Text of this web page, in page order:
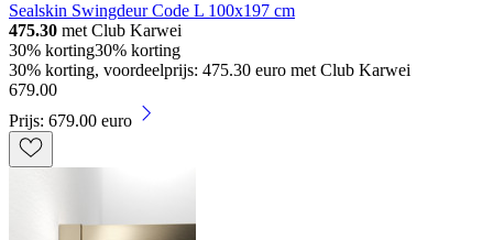
Sealskin Swingdeur Code L 100x197 cm
475.30 met Club Karwei
30% korting30% korting
30% korting, voordeelprijs: 475.30 euro met Club Karwei
679.00
Prijs: 679.00 euro